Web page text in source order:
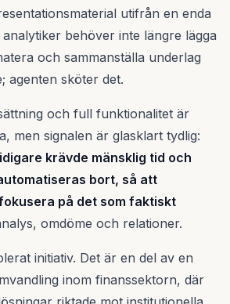
utifrån en enda
behöver inte längre lägga
och sammanställa underlag
agenten sköter det.
och full funktionalitet är
men signalen är glasklart tydlig:
krävde mänsklig tid och
bort, så att
på det som faktiskt
omdöme och relationer.
initiativ. Det är en del av en
inom finanssektorn, där